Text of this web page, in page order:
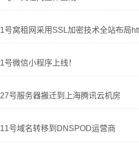
号窝租网采用SSL加密技术全站布局
号微信小程序上线！
号服务器搬迁到上海腾讯云机房
号域名转移到DNSPOD运营商